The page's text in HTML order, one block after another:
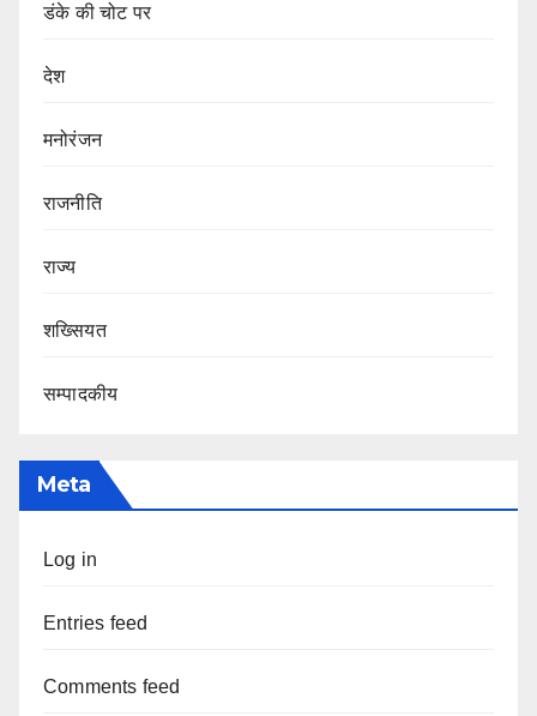
डंके की चोट पर
देश
मनोरंजन
राजनीति
राज्य
शख्सियत
सम्पादकीय
Meta
Log in
Entries feed
Comments feed